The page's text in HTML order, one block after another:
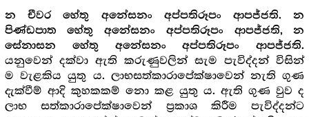
න චීවර හේතු අනේසනං අප්පතිරූපං ආපජ්ජති. න
පිණ්ඩපාත හේතු අනේසනං අප්පතිරූපං ආපජ්ජති, න
සේනාසන හේතු අනේසනං අප්පතිරූපං ආපජ්ජති.
යනුවෙන් දක්වා ඇති කරුණුවලින් සැම පැවිද්දන් විසින්
ම වැළකිය යුතු ය. ලාභසත්කාරාපේක්ෂාවෙන් නැති ගුණ
දැක්වීම් ආදි කුහකකම් නො කළ යුතු ය. ඇති ගුණ වුව ද
ලාභ සත්කාරාපේක්ෂාවෙන් ප්‍ර‍කාශ කිරීම පැවිද්දන්ට